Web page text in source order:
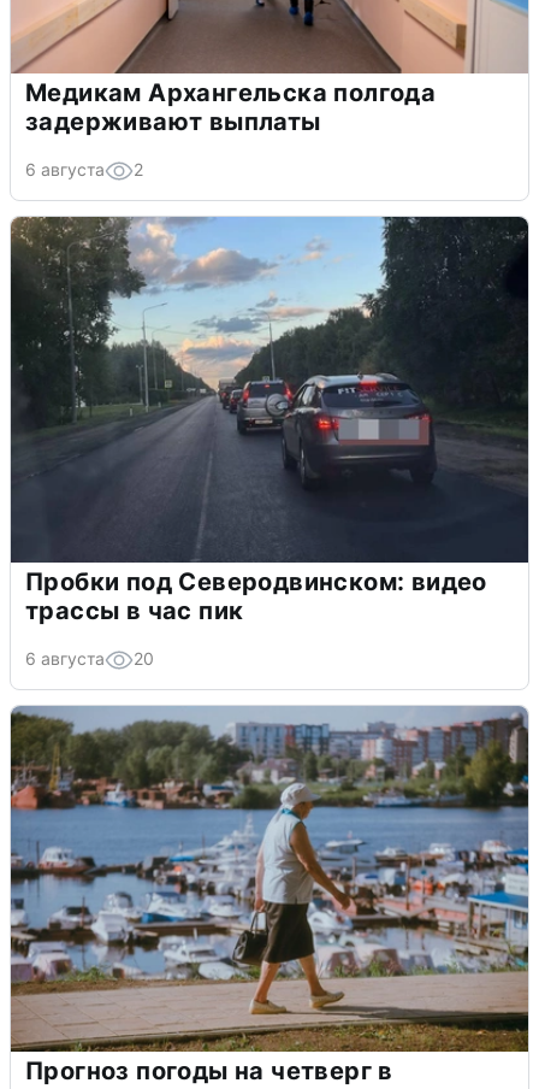
Медикам Архангельска полгода
задерживают выплаты
6 августа 2
Пробки под Северодвинском: видео
трассы в час пик
6 августа 20
Прогноз погоды на четверг в